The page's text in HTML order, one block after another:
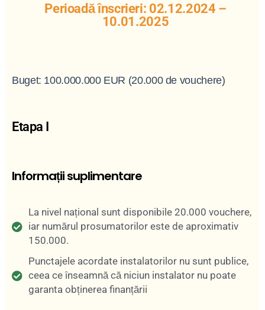
Perioadă înscrieri: 02.12.2024 –
10.01.2025
Buget: 100.000.000 EUR (20.000 de vouchere)
Etapa I
Informații suplimentare
La nivel național sunt disponibile 20.000 vouchere,
iar numărul prosumatorilor este de aproximativ
150.000.
Punctajele acordate instalatorilor nu sunt publice,
ceea ce înseamnă că niciun instalator nu poate
garanta obținerea finanțării